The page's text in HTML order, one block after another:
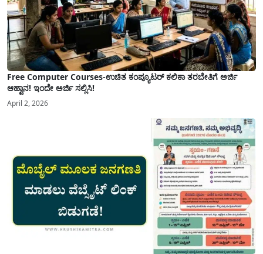
Free Computer Courses-ಉಚಿತ ಕಂಪ್ಯೂಟರ್ ಕಲಿಕಾ ತರಬೇತಿಗೆ ಅರ್ಜಿ
ಆಹ್ವಾನ! ಇಂದೇ ಅರ್ಜಿ ಸಲ್ಲಿಸಿ!
April 2, 2026